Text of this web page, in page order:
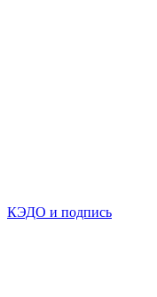
КЭДО и подпись